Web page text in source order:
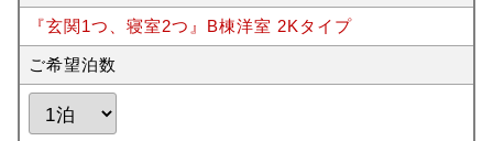
『玄関1つ、寝室2つ』B棟洋室 2Kタイプ
ご希望泊数